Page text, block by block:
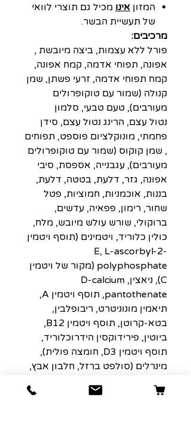
המזון אינו מכיל גם תוצרי לוואי
של תעשיית הבשר.
מרכיבים:
פורל ללא עצמות, ביצה מיובשת ,
אפונה, תפוחי אדמה, קמח אפונה,
קמח תפוחי אדמה, זרעי פשתן, שמן
קנולה (שמור עם טוקופרולים
מעורבים), טעם טבעי, סלמון
נטול עצם, הרינג נטול עצם, סידן
פחמתי, מונוקלציום פוספט, תפוחים
, שמן קוקוס (שמור עם טוקופרולים
מעורבים), עגבנייה, אספסת, סיבי
אפונה, גזר, דלעת, בטטה, דלעת,
בננות, אוכמניות, חמוציות, פטל
שחור, רימון, פפאיה, עדשים,
ברוקולי, שורש עולש מיובש, מלח,
כולין כלוריד, ויטמינים (תוסף ויטמין
E, L-ascorbyl-2-
polyphosphate (מקור של ויטמין
C), ניאצין, D-calcium
pantothenate, תוסף ויטמין A,
תיאמין מונוניטרט, ריבופלבין,
בטא-קרוטן, תוסף ויטמין B12,
ביוטין, פירידוקסין הידרוכלוריד,
תוסף ויטמין D3, חומצה פולית),
מינרלים (סולפט ברזל, חלבון אבץ,
אבץ, גופרת נחושת, חלבון מנגן,